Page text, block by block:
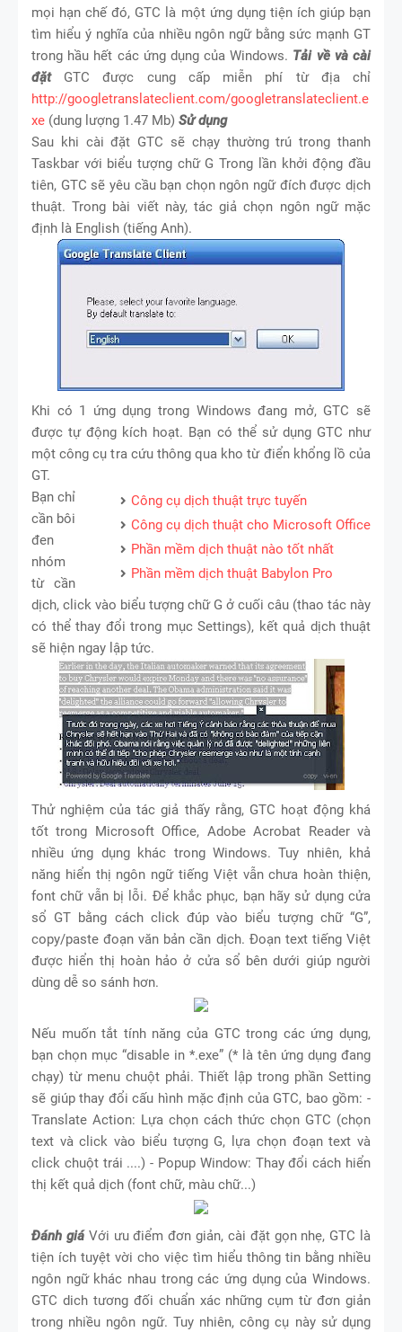
mọi hạn chế đó, GTC là một ứng dụng tiện ích giúp bạn
tìm hiểu ý nghĩa của nhiều ngôn ngữ bằng sức mạnh GT
trong hầu hết các ứng dụng của Windows. Tải về và cài
đặtGTC được cung cấp miễn phí từ địa chỉ
http://googletranslateclient.com/googletranslateclient.e
xe (dung lượng 1.47 Mb) Sử dụng
Sau khi cài đặt GTC sẽ chạy thường trú trong thanh
Taskbar với biểu tượng chữ G Trong lần khởi động đầu
tiên, GTC sẽ yêu cầu bạn chọn ngôn ngữ đích được dịch
thuật. Trong bài viết này, tác giả chọn ngôn ngữ mặc
định là English (tiếng Anh).
Khi có 1 ứng dụng trong Windows đang mở, GTC sẽ
được tự động kích hoạt. Bạn có thể sử dụng GTC như
một công cụ tra cứu thông qua kho từ điển khổng lồ của
GT.
Công cụ dịch thuật trực tuyến
Công cụ dịch thuật cho Microsoft Office
Phần mềm dịch thuật nào tốt nhất
Phần mềm dịch thuật Babylon Pro
Bạn chỉ
cần bôi
đen
nhóm
từ cần
dịch, click vào biểu tượng chữ G ở cuối câu (thao tác này
có thể thay đổi trong mục Settings), kết quả dịch thuật
sẽ hiện ngay lập tức.
Thử nghiệm của tác giả thấy rằng, GTC hoạt động khá
tốt trong Microsoft Office, Adobe Acrobat Reader và
nhiều ứng dụng khác trong Windows. Tuy nhiên, khả
năng hiển thị ngôn ngữ tiếng Việt vẫn chưa hoàn thiện,
font chữ vẫn bị lỗi. Để khắc phục, bạn hãy sử dụng cửa
sổ GT bằng cách click đúp vào biểu tượng chữ “G”,
copy/paste đoạn văn bản cần dịch. Đoạn text tiếng Việt
được hiển thị hoàn hảo ở cửa sổ bên dưới giúp người
dùng dễ so sánh hơn.
Nếu muốn tắt tính năng của GTC trong các ứng dụng,
bạn chọn mục “disable in *.exe” (* là tên ứng dụng đang
chạy) từ menu chuột phải. Thiết lập trong phần Setting
sẽ giúp thay đổi cấu hình mặc định của GTC, bao gồm: -
Translate Action: Lựa chọn cách thức chọn GTC (chọn
text và click vào biểu tượng G, lựa chọn đoạn text và
click chuột trái ....) - Popup Window: Thay đổi cách hiển
thị kết quả dịch (font chữ, màu chữ...)
Đánh giáVới ưu điểm đơn giản, cài đặt gọn nhẹ, GTC là
tiện ích tuyệt vời cho việc tìm hiểu thông tin bằng nhiều
ngôn ngữ khác nhau trong các ứng dụng của Windows.
GTC dich tương đối chuẩn xác những cụm từ đơn giản
trong nhiều ngôn ngữ. Tuy nhiên, công cụ này sử dụng